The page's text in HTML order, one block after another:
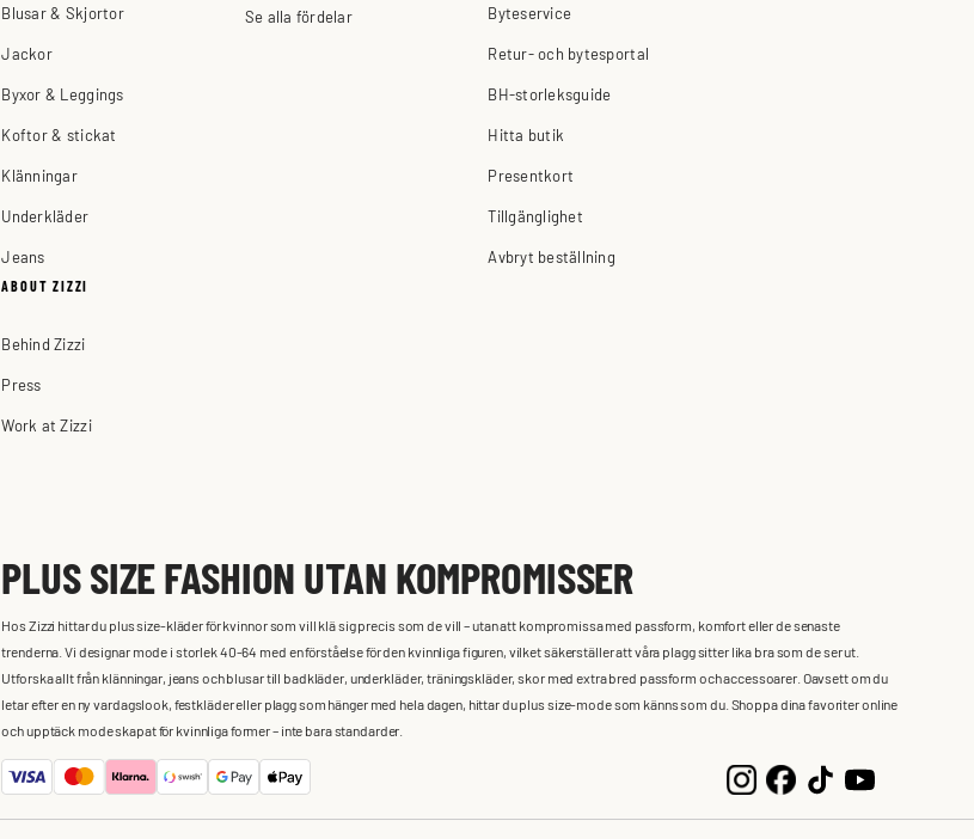
Blusar & Skjortor
Jackor
Byxor & Leggings
Koftor & stickat
Klänningar
Underkläder
Jeans
Se alla fördelar
Byteservice
Retur- och bytesportal
BH-storleksguide
Hitta butik
Presentkort
Tillgänglighet
Avbryt beställning
ABOUT ZIZZI
Behind Zizzi
Press
Work at Zizzi
PLUS SIZE FASHION UTAN KOMPROMISSER
Hos Zizzi hittar du plus size-kläder för kvinnor som vill klä sig precis som de vill – utan att kompromissa med passform, komfort eller de senaste
trenderna. Vi designar mode i storlek 40-64 med en förståelse för den kvinnliga figuren, vilket säkerställer att våra plagg sitter lika bra som de ser ut.
Utforska allt från klänningar, jeans och blusar till badkläder, underkläder, träningskläder, skor med extra bred passform och accessoarer. Oavsett om du
letar efter en ny vardagslook, festkläder eller plagg som hänger med hela dagen, hittar du plus size-mode som känns som du. Shoppa dina favoriter online
och upptäck mode skapat för kvinnliga former – inte bara standarder.